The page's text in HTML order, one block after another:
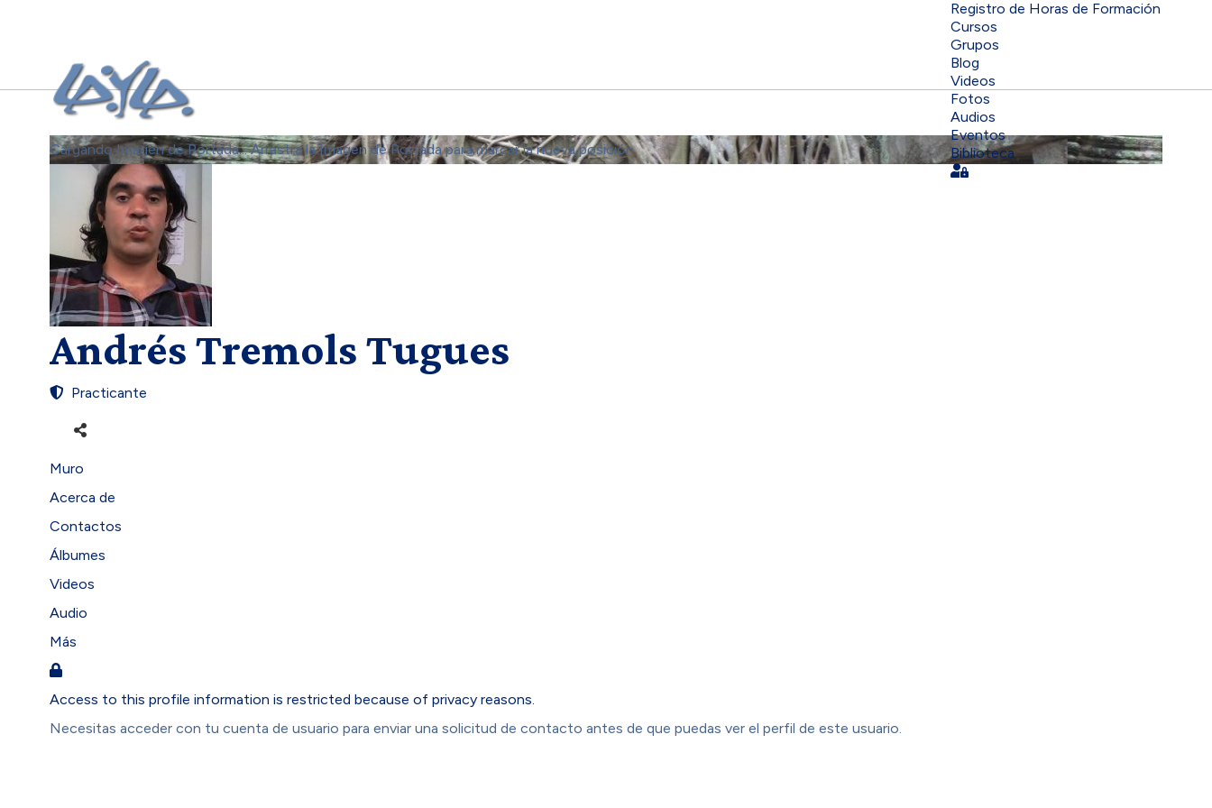
Registro de Horas de Formación
Cursos
Grupos
Blog
Videos
Fotos
Audios
Eventos
Biblioteca
Sign In
Cargando Imagen de Portada... Arrastra la Imagen de Portada para marcar la nueva posición
Andrés Tremols Tugues
Practicante
Muro
Acerca de
Contactos
Álbumes
Videos
Audio
Más
Access to this profile information is restricted because of privacy reasons.
Necesitas acceder con tu cuenta de usuario para enviar una solicitud de contacto antes de que puedas ver el perfil de este usuario.